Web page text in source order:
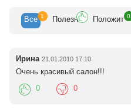
Все 1 Полезн Положит 0
Ирина 21.01.2010 17:10
Очень красивый салон!!!
0 0